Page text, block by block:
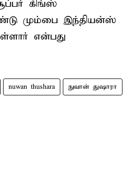
கிங்ஸ்
மும்பை இந்தியன்ஸ்
என்பது
nuwan thushara நுவான் துஷாரா